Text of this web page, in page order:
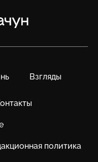
Взгляды
политика